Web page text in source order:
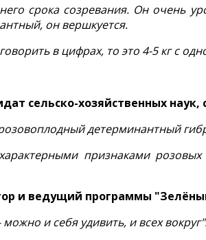
срока созревания. Он очень
он вершкуется.
в цифрах, то это 4-5 кг с
сельско-хозяйственных наук,
детерминантный
признаками
и ведущий программы
и себя удивить, и всех